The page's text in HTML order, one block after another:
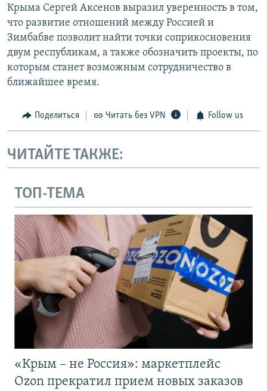
Крыма Сергей Аксенов выразил уверенность в том,
что развитие отношений между Россией и
Зимбабве позволит найти точки соприкосновения
двум республикам, а также обозначить проекты, по
которым станет возможным сотрудничество в
ближайшее время.
Поделиться Читать без VPN Follow us
ЧИТАЙТЕ ТАКЖЕ:
ТОП-ТЕМА
«Крым – не Россия»: маркетплейс
Ozon прекратил прием новых заказов